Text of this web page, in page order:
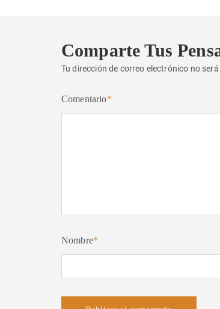
Comparte Tus
Tu dirección de correo electrónico no
Comentario*
Nombre*